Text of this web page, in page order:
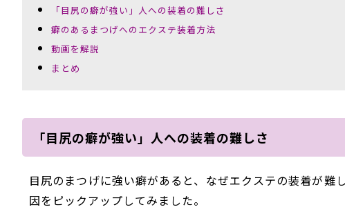
「目尻の癖が強い」人への装着の難しさ
癖のあるまつげへのエクステ装着方法
動画を解説
まとめ
「目尻の癖が強い」人への装着の難しさ
目尻のまつげに強い癖があると、なぜエクステの装着が
因をピックアップしてみました。